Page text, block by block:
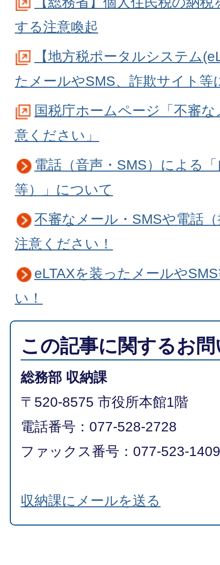
する注意喚起
【地方税ポータルシステム
たメールやSMS、詐欺サイト等
国税庁ホームページ「不審
意ください」
電話（音声・SMS）による
等）」について
不審なメール・SMSや電話
注意ください！
eLTAXを装ったメールや
い！
この記事に関するお
総務部 収納課
〒520-8575 市役所本館1階
電話番号：077-528-2728
ファックス番号：077-523-1409
収納課にメールを送る